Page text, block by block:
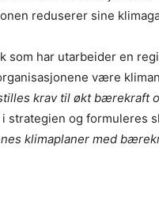
reduserer sine
har utarbeider en
være
krav til økt bærekraft
strategien og formuleres
klimaplaner med